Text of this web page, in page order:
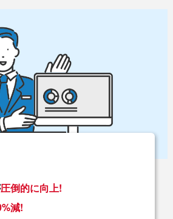
圧倒的に向上!
減!